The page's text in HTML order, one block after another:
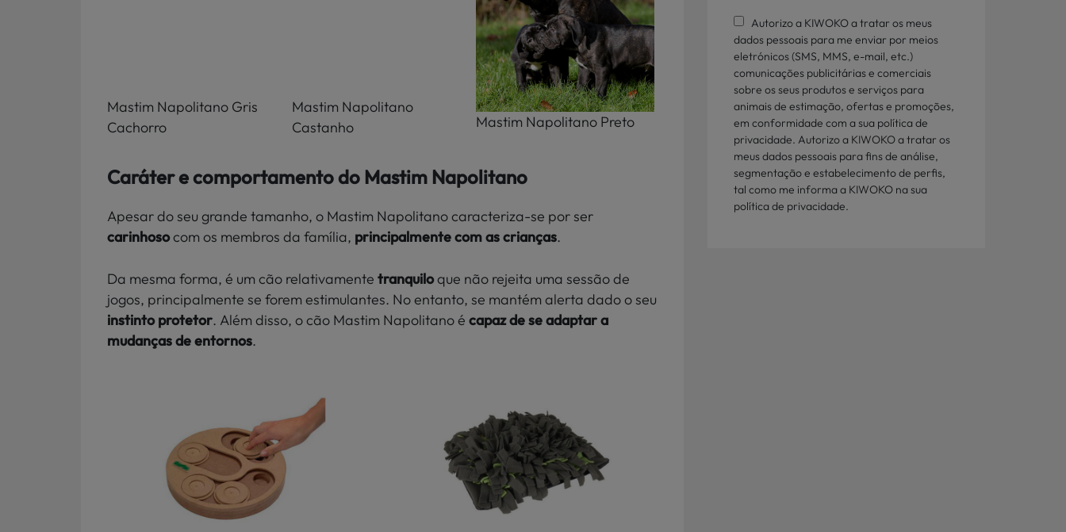
Mastim Napolitano Gris
Cachorro
Mastim Napolitano
Castanho
Mastim Napolitano Preto
Caráter e comportamento do Mastim Napolitano
Apesar do seu grande tamanho, o Mastim Napolitano caracteriza-se por ser
carinhosocom os membros da família, principalmente com as crianças.
Da mesma forma, é um cão relativamente tranquiloque não rejeita uma sessão de
jogos, principalmente se forem estimulantes. No entanto, se mantém alerta dado o seu
instinto protetor. Além disso, o cão Mastim Napolitano é capaz de se adaptar a
mudanças de entornos.
Autorizo a KIWOKO a tratar os meus
dados pessoais para me enviar por meios
eletrónicos (SMS, MMS, e-mail, etc.)
comunicações publicitárias e comerciais
sobre os seus produtos e serviços para
animais de estimação, ofertas e promoções,
em conformidade com a sua política de
privacidade. Autorizo a KIWOKO a tratar os
meus dados pessoais para fins de análise,
segmentação e estabelecimento de perfis,
tal como me informa a KIWOKO na sua
política de privacidade.